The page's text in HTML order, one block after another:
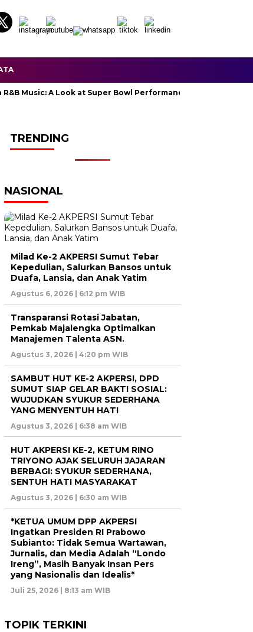
A Look at Super Bowl Performances, New Albums,
TRENDING
NASIONAL
Milad Ke-2 AKPERSI Sumut Tebar
Kepedulian, Salurkan Bansos untuk
Duafa, Lansia, dan Anak Yatim
Agustus 6, 2026 | 6:12 pm WIB
Transparansi Rotasi Jabatan,
Pemkab Majalengka Optimalkan
Manajemen Talenta ASN.
Agustus 3, 2026 | 4:20 pm WIB
SAMBUT HUT KE-2 AKPERSI, DPD
SUMUT SIAP GELAR BAKTI SOSIAL:
WUJUDKAN SYUKUR SEDERHANA
YANG MENYENTUH HATI
Agustus 3, 2026 | 6:38 am WIB
HUT AKPERSI KE-2, KETUM RINO
TRIYONO AJAK SELURUH JAJARAN
BERBAGI: SYUKUR SEDERHANA,
SENTUH HATI MASYARAKAT
Agustus 3, 2026 | 6:30 am WIB
*KETUA UMUM DPP AKPERSI
Ingatkan Presiden RI Prabowo
Subianto: Tidak Semua Wartawan,
Jurnalis, dan Media Adalah “Londo
Ireng”, Masih Banyak Insan Pers
yang Nasionalis dan Idealis*
Juli 25, 2026 | 8:13 am WIB
TOPIK TERKINI